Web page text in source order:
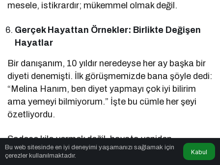
mesele, istikrardır; mükemmel olmak değil.
Gerçek Hayattan Örnekler: Birlikte Değişen
Hayatlar
Bir danışanım, 10 yıldır neredeyse her ay başka bir
diyeti denemişti. İlk görüşmemizde bana şöyle dedi:
“Melina Hanım, ben diyet yapmayı çok iyi bilirim
ama yemeyi bilmiyorum.” İşte bu cümle her şeyi
özetliyordu.
Sadece kilo vermek değil, hayata yeniden
başlamak istedik. Ona yemeği yeniden sevdirdik.
Bu web sitesinde en iyi deneyimi yaşamanızı sağlamak için
çerezler kullanılmaktadır.
Kabul